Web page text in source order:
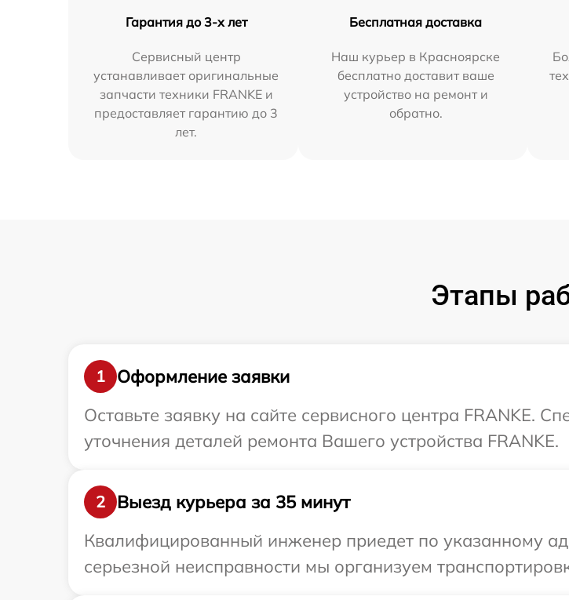
Гарантия до 3-х лет
Сервисный центр
устанавливает оригинальные
запчасти техники FRANKE и
предоставляет гарантию до 3
лет.
Бесплатная доставка
Наш курьер в Красноярске
бесплатно доставит ваше
устройство на ремонт и
обратно.
Этапы
1
Оформление заявки
Оставьте заявку на сайте сервисного центра FRANKE.
уточнения деталей ремонта Вашего устройства FRANKE.
2
Выезд курьера за 35 минут
Квалифицированный инженер приедет по указанному
серьезной неисправности мы организуем